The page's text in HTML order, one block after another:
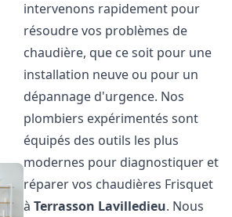
intervenons rapidement pour
résoudre vos problèmes de
chaudière, que ce soit pour une
installation neuve ou pour un
dépannage d'urgence. Nos
plombiers expérimentés sont
équipés des outils les plus
modernes pour diagnostiquer et
réparer vos chaudières Frisquet
àTerrasson Lavilledieu. Nous